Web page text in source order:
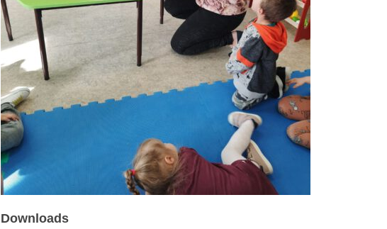
Downloads